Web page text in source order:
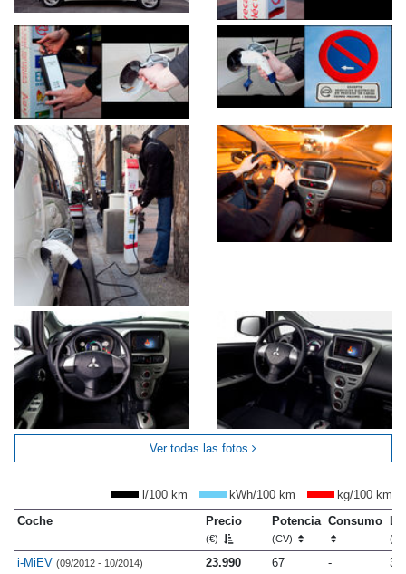
Ver todas las fotos
l/100 km kWh/100 km
kg/100 km
Coche
Precio
(€)
Potencia
(CV)
Consumo
i-MiEV (09/2012 - 10/2014) 23.990 67 -